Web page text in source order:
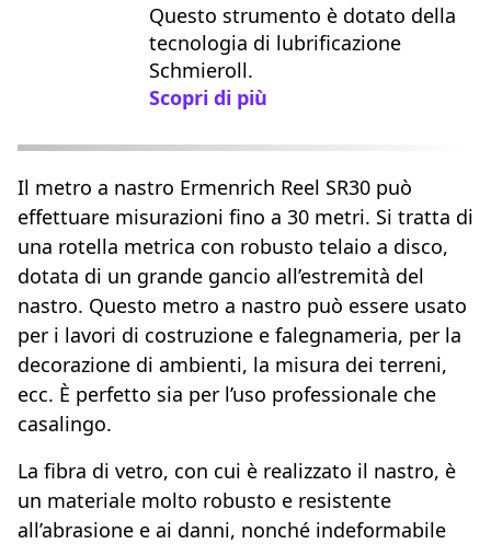
Questo strumento è dotato della
tecnologia di lubrificazione
Schmieroll.
Scopri di più
Il metro a nastro Ermenrich Reel SR30 può
effettuare misurazioni fino a 30 metri. Si tratta di
una rotella metrica con robusto telaio a disco,
dotata di un grande gancio all’estremità del
nastro. Questo metro a nastro può essere usato
per i lavori di costruzione e falegnameria, per la
decorazione di ambienti, la misura dei terreni,
ecc. È perfetto sia per l’uso professionale che
casalingo.
La fibra di vetro, con cui è realizzato il nastro, è
un materiale molto robusto e resistente
all’abrasione e ai danni, nonché indeformabile